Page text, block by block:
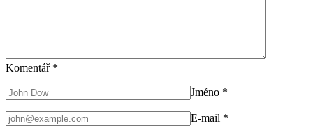
Komentář *
Jméno *
E-mail *